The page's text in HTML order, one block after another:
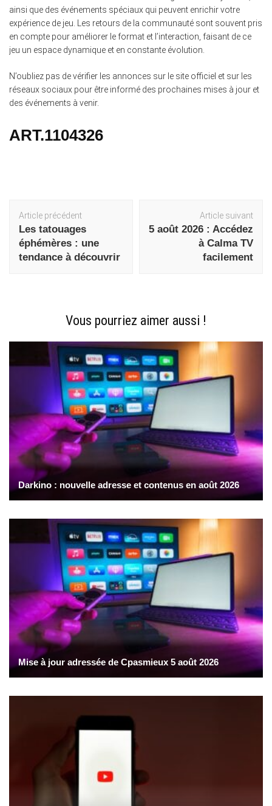
ainsi que des événements spéciaux qui peuvent enrichir votre
expérience de jeu. Les retours de la communauté sont souvent pris
en compte pour améliorer le format et l’interaction, faisant de ce
jeu un espace dynamique et en constante évolution.
N’oubliez pas de vérifier les annonces sur le site officiel et sur les
réseaux sociaux pour être informé des prochaines mises à jour et
des événements à venir.
ART.1104326
Navigation
d'article
Article précédent
Les tatouages
éphémères : une
tendance à découvrir
Article suivant
5 août 2026 : Accédez
à Calma TV
facilement
Vous pourriez aimer aussi !
Darkino : nouvelle adresse et contenus en août 2026
Mise à jour adressée de Cpasmieux 5 août 2026